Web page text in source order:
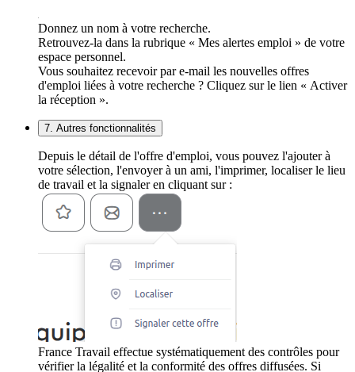
Donnez un nom à votre recherche.
Retrouvez-la dans la rubrique « Mes alertes emploi » de votre
espace personnel.
Vous souhaitez recevoir par e-mail les nouvelles offres
d'emploi liées à votre recherche ? Cliquez sur le lien « Activer
la réception ».
7. Autres fonctionnalités
Depuis le détail de l'offre d'emploi, vous pouvez l'ajouter à
votre sélection, l'envoyer à un ami, l'imprimer, localiser le lieu
de travail et la signaler en cliquant sur :
France Travail effectue systématiquement des contrôles pour
vérifier la légalité et la conformité des offres diffusées. Si